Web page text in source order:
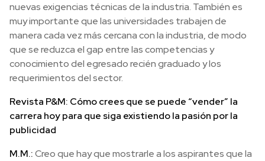
nuevas exigencias técnicas de la industria. También es
muy importante que las universidades trabajen de
manera cada vez más cercana con la industria, de modo
que se reduzca el gap entre las competencias y
conocimiento del egresado recién graduado y los
requerimientos del sector.
Revista P&M: Cómo crees que se puede “vender” la
carrera hoy para que siga existiendo la pasión por la
publicidad
M.M.:Creo que hay que mostrarle a los aspirantes que la